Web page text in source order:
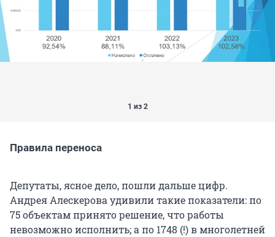
1 из 2
Правила переноса
Депутаты, ясное дело, пошли дальше цифр.
Андрея Алескерова удивили такие показатели: по
75 объектам принято решение, что работы
невозможно исполнить; а по 1748 (!) в многолетней